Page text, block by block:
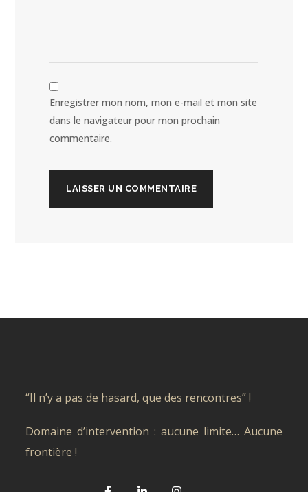
Enregistrer mon nom, mon e-mail et mon site
dans le navigateur pour mon prochain
commentaire.
“Il n’y a pas de hasard, que des rencontres” !
Domaine d’intervention : aucune limite… Aucune
frontière !